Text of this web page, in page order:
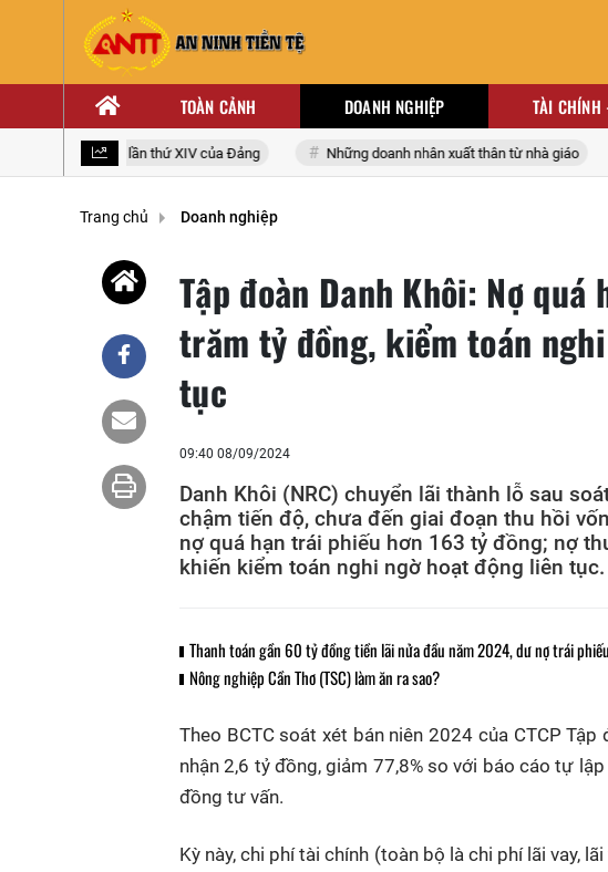
TOÀN CẢNH DOANH NGHIỆP TÀI CHÍNH
toàn quốc lần thứ XIV của Đảng Những doanh nhân xuất thân từ nhà giáo
Trang chủ Doanh nghiệp
Tập đoàn Danh Khôi: Nợ
trăm tỷ đồng, kiểm toán
tục
09:40 08/09/2024
Danh Khôi (NRC) chuyển lãi thành lỗ sau
chậm tiến độ, chưa đến giai đoạn thu hồi
nợ quá hạn trái phiếu hơn 163 tỷ đồng; nợ
khiến kiểm toán nghi ngờ hoạt động liên tục.
Thanh toán gần 60 tỷ đồng tiền lãi nửa đầu năm 2024, dư nợ trái
Nông nghiệp Cần Thơ (TSC) làm ăn ra sao?
Theo BCTC soát xét bán niên 2024 của CTCP Tập
nhận 2,6 tỷ đồng, giảm 77,8% so với báo cáo tự
đồng tư vấn.
Kỳ này, chi phí tài chính (toàn bộ là chi phí lãi vay,